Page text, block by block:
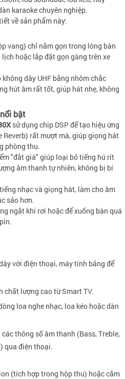
karaoke chuyên nghiệp.
về sản phẩm này:
vang) chỉ nằm gọn trong lòng bàn
hoặc lắp đặt gọn gàng trên xe
dây UHF bằng nhôm chắc
hút âm rất tốt, giúp hát nhẹ, không
bật
sử dụng chip DSP để tạo hiệu ứng
Reverb) rất mượt mà, giúp giọng hát
phòng thu.
"đắt giá" giúp loại bỏ tiếng hú rít
âm thanh tự nhiên, không bị bí
nhạc và giọng hát, làm cho âm
sảo hơn.
ngắt khi rơi hoặc để xuống bàn quá
với điện thoại, máy tính bảng để
chất lượng cao từ Smart TV.
loa nghe nhạc, loa kéo hoặc dàn
thông số âm thanh (Bass, Treble,
qua điện thoại.
(tích hợp trong hộp thu) hoặc cắm